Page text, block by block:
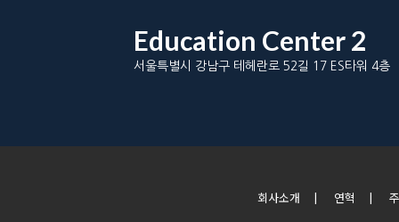
Education Center 2
서울특별시 강남구 테헤란로 52길 17 ES타워 4층
회사소개 연혁